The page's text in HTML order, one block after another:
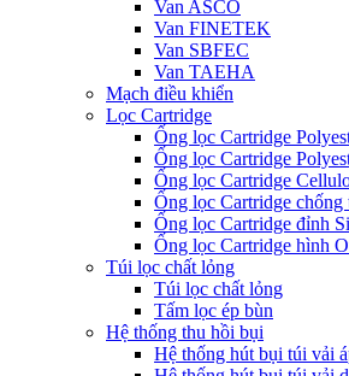
Van ASCO
Van FINETEK
Van SBFEC
Van TAEHA
Mạch điều khiển
Lọc Cartridge
Ống lọc Cartridge
Ống lọc Cartridge
Ống lọc Cartridge
Ống lọc Cartridge chống
Ống lọc Cartridge đỉnh
Ống lọc Cartridge hình
Túi lọc chất lỏng
Túi lọc chất lỏng
Tấm lọc ép bùn
Hệ thống thu hồi bụi
Hệ thống hút bụi túi vải